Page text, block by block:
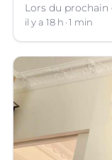
Lors du
il y a 18 h 1 min